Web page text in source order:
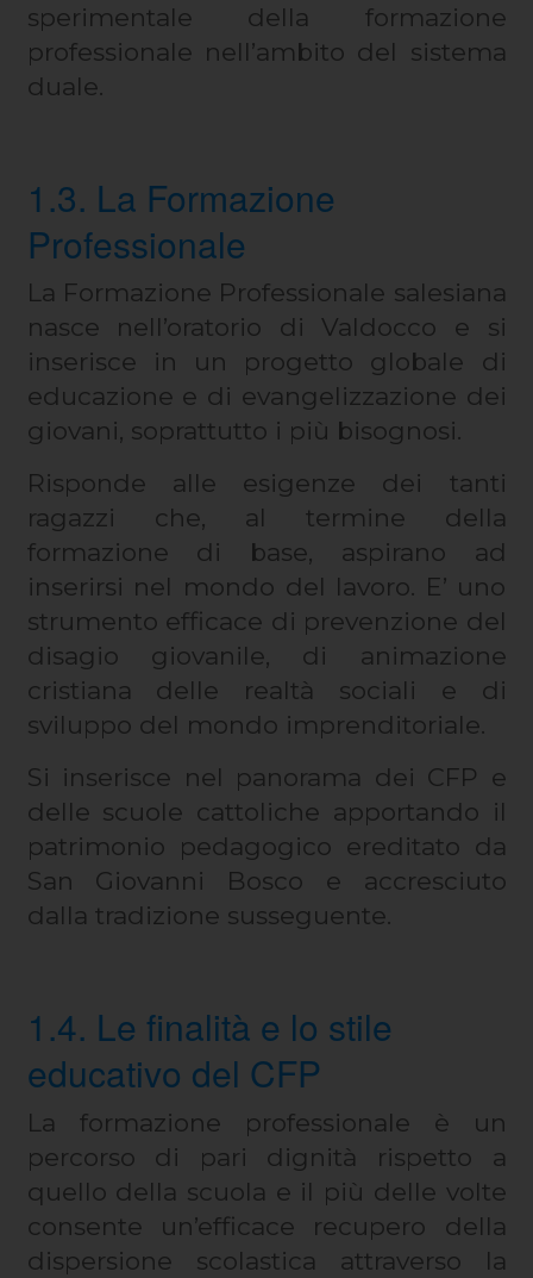
sperimentale della formazione
professionale nell’ambito del sistema
duale.
1.3. La Formazione
Professionale
La Formazione Professionale salesiana
nasce nell’oratorio di Valdocco e si
inserisce in un progetto globale di
educazione e di evangelizzazione dei
giovani, soprattutto i più bisognosi.
Risponde alle esigenze dei tanti
ragazzi che, al termine della
formazione di base, aspirano ad
inserirsi nel mondo del lavoro. E’ uno
strumento efficace di prevenzione del
disagio giovanile, di animazione
cristiana delle realtà sociali e di
sviluppo del mondo imprenditoriale.
Si inserisce nel panorama dei CFP e
delle scuole cattoliche apportando il
patrimonio pedagogico ereditato da
San Giovanni Bosco e accresciuto
dalla tradizione susseguente.
1.4. Le finalità e lo stile
educativo del CFP
La formazione professionale è un
percorso di pari dignità rispetto a
quello della scuola e il più delle volte
consente un’efficace recupero della
dispersione scolastica attraverso la